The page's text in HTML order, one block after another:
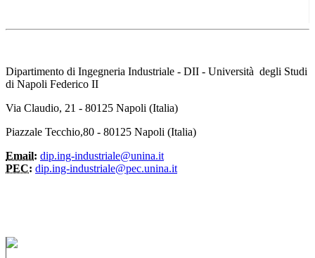
Dipartimento di Ingegneria Industriale - DII - Università degli Studi
di Napoli Federico II
Via Claudio, 21 - 80125 Napoli (Italia)
Piazzale Tecchio,80 - 80125 Napoli (Italia)
Email: dip.ing-industriale@unina.it
PEC: dip.ing-industriale@pec.unina.it